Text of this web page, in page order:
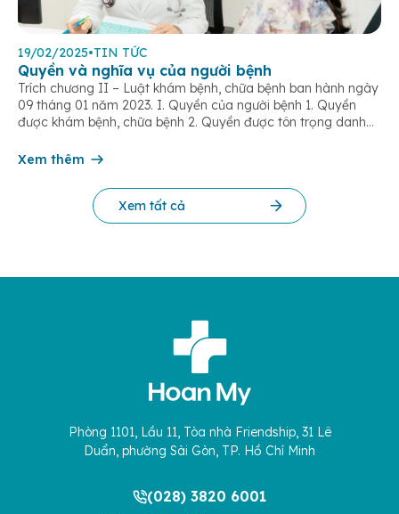
19/02/2025•TIN TỨC
Quyền và nghĩa vụ của người bệnh
Trích chương II – Luật khám bệnh, chữa bệnh ban hành ngày
09 tháng 01 năm 2023. I. Quyền của người bệnh 1. Quyền
được khám bệnh, chữa bệnh 2. Quyền được tôn trọng danh
bệnh, chữa bệnh 3. Quyền được […]
Xem thêm
Xem tất cả
Phòng 1101, Lầu 11, Tòa nhà Friendship, 31 Lê
Duẩn, phường Sài Gòn, TP. Hồ Chí Minh
(028) 3820 6001